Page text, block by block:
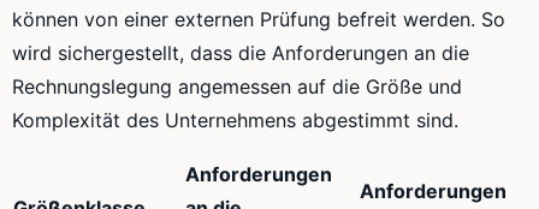
können von einer externen Prüfung befreit werden. So
wird sichergestellt, dass die Anforderungen an die
Rechnungslegung angemessen auf die Größe und
Komplexität des Unternehmens abgestimmt sind.
Anforderungen
Anforderungen